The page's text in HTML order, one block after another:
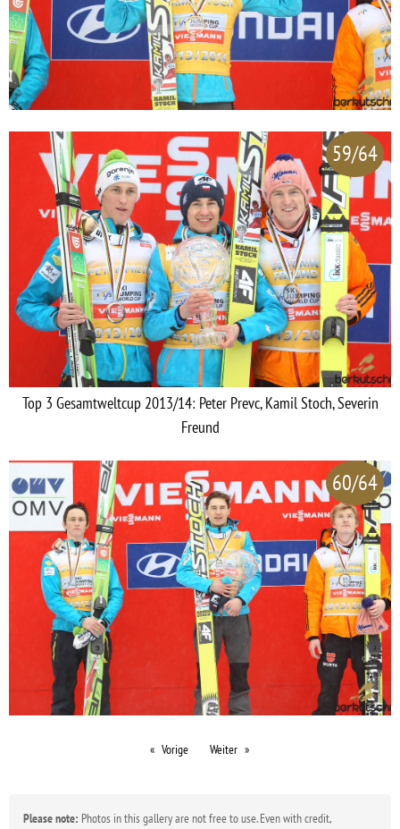
59/64
Top 3 Gesamtweltcup 2013/14: Peter Prevc, Kamil Stoch, Severin
Freund
60/64
Vorige Weiter
Please note: Photos in this gallery are not free to use. Even with credit,